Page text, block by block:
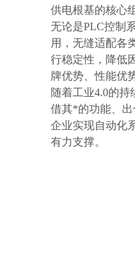
供电根基的核心
无论是PLC控制
用，无缝适配各
行稳定性，降低
牌优势、性能优
随着工业4.0的
借其*的功能、
企业实现自动化
有力支撑。